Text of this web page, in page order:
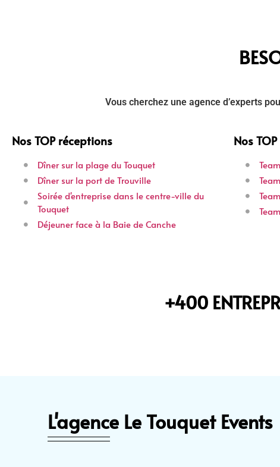
Vous cherchez une agence d’experts
Nos TOP réceptions
Dîner sur la plage du Touquet
Dîner sur la port de Trouville
Soirée d'entreprise dans le centre-ville du
Touquet
Déjeuner face à la Baie de Canche
Nos
+400
L'agence Le Touquet Events